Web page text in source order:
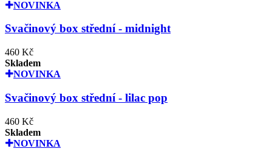
NOVINKA
Svačinový box střední - midnight
460 Kč
Skladem
NOVINKA
Svačinový box střední - lilac pop
460 Kč
Skladem
NOVINKA